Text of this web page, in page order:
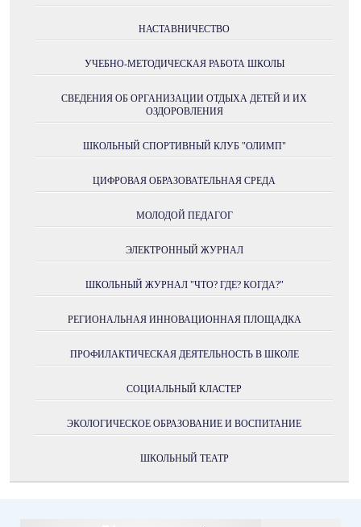
НАСТАВНИЧЕСТВО
УЧЕБНО-МЕТОДИЧЕСКАЯ РАБОТА ШКОЛЫ
СВЕДЕНИЯ ОБ ОРГАНИЗАЦИИ ОТДЫХА ДЕТЕЙ И ИХ
ОЗДОРОВЛЕНИЯ
ШКОЛЬНЫЙ СПОРТИВНЫЙ КЛУБ "ОЛИМП"
ЦИФРОВАЯ ОБРАЗОВАТЕЛЬНАЯ СРЕДА
МОЛОДОЙ ПЕДАГОГ
ЭЛЕКТРОННЫЙ ЖУРНАЛ
ШКОЛЬНЫЙ ЖУРНАЛ "ЧТО? ГДЕ? КОГДА?"
РЕГИОНАЛЬНАЯ ИННОВАЦИОННАЯ ПЛОЩАДКА
ПРОФИЛАКТИЧЕСКАЯ ДЕЯТЕЛЬНОСТЬ В ШКОЛЕ
СОЦИАЛЬНЫЙ КЛАСТЕР
ЭКОЛОГИЧЕСКОЕ ОБРАЗОВАНИЕ И ВОСПИТАНИЕ
ШКОЛЬНЫЙ ТЕАТР